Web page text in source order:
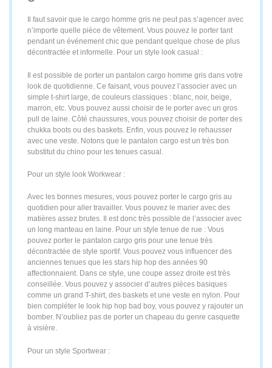
Il faut savoir que le cargo homme gris ne peut pas s’agencer avec
n’importe quelle pièce de vêtement. Vous pouvez le porter tant
pendant un événement chic que pendant quelque chose de plus
décontractée et informelle. Pour un style look casual :
Il est possible de porter un pantalon cargo homme gris dans votre
look de quotidienne. Ce faisant, vous pouvez l’associer avec un
simple t-shirt large, de couleurs classiques : blanc, noir, beige,
marron, etc. Vous pouvez aussi choisir de le porter avec un gros
pull de laine. Côté chaussures, vous pouvez choisir de porter des
chukka boots ou des baskets. Enfin, vous pouvez le rehausser
avec une veste. Notons que le pantalon cargo est un très bon
substitut du chino pour les tenues casual.
Pour un style look Workwear :
Avec les bonnes mesures, vous pouvez porter le cargo gris au
quotidien pour aller travailler. Vous pouvez le marier avec des
matières assez brutes. Il est donc très possible de l’associer avec
un long manteau en laine. Pour un style tenue de rue : Vous
pouvez porter le pantalon cargo gris pour une tenue très
décontractée de style sportif. Vous pouvez vous influencer des
anciennes tenues que les stars hip hop des années 90
affectionnaient. Dans ce style, une coupe assez droite est très
conseillée. Vous pouvez y associer d’autres pièces basiques
comme un grand T-shirt, des baskets et une veste en nylon. Pour
bien compléter le look hip hop bad boy, vous pouvez y rajouter un
bomber. N’oubliez pas de porter un chapeau du genre casquette
à visière.
Pour un style Sportwear :